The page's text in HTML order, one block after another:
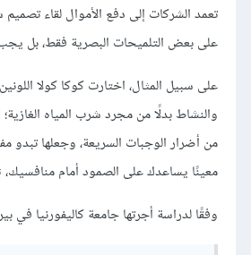
تعمد الشركات إلى دفع الأموال لقاء
على بعض التلميحات البصرية فقط، بل
على سبيل المثال، اختارت كوكا كولا
والنشاط بدلًا من مجرد شرب المياه
من أضرار الوجبات السريعة، وجعلها
معينًا يساعدك على الصمود أمام
وفقًا لدراسة أجرتها جامعة كاليفورنيا